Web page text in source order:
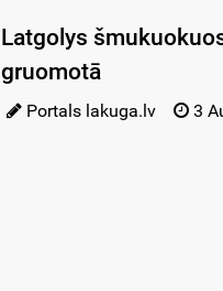
Latgolys
gruomotā
Portals lakuga.lv 3